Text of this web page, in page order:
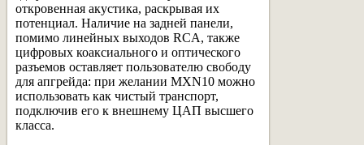
откровенная акустика, раскрывая их
потенциал. Наличие на задней панели,
помимо линейных выходов RCA, также
цифровых коаксиального и оптического
разъемов оставляет пользователю свободу
для апгрейда: при желании MXN10 можно
использовать как чистый транспорт,
подключив его к внешнему ЦАП высшего
класса.